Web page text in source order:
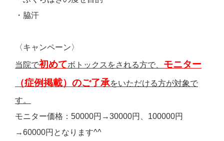
・脇汗
〈キャンペーン〉
当院で初めてボトックスをされる方で、 モニター
（症例掲載）のご了承をいただける方が対象で
す。
モニター価格：50000円→30000円、100000円
→60000円となります^^